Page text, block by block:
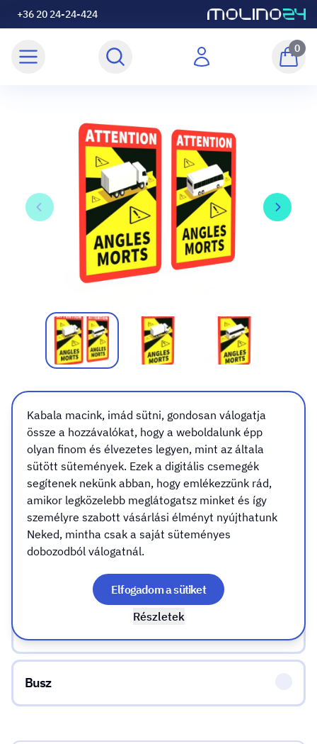
+36 20 24-24-424
0
Angles Morts
Kivitel
Kivitel:
Öntapadós matrica
Mágnesmatrica
Jármű típus:
Busz
Kabala macink, imád sütni, gondosan válogatja
össze a hozzávalókat, hogy a weboldalunk épp
olyan finom és élvezetes legyen, mint az általa
sütött sütemények. Ezek a digitális csemegék
segítenek nekünk abban, hogy emlékezzünk rád,
amikor legközelebb meglátogatsz minket és így
személyre szabott vásárlási élményt nyújthatunk
Neked, mintha csak a saját süteményes
dobozodból válogatnál.
Részletek
Elfogadom a sütiket